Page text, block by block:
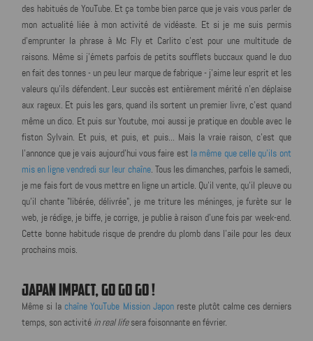
des habitués de YouTube. Et ça tombe bien parce que je vais vous parler de
mon actualité liée à mon activité de vidéaste. Et si je me suis permis
d'emprunter la phrase à Mc Fly et Carlito c'est pour une multitude de
raisons. Même si j’émets parfois de petits soufflets buccaux quand le duo
en fait des tonnes - un peu leur marque de fabrique - j'aime leur esprit et les
valeurs qu'ils défendent. Leur succès est entièrement mérité n'en déplaise
aux rageux. Et puis les gars, quand ils sortent un premier livre, c'est quand
même un dico. Et puis sur Youtube, moi aussi je pratique en double avec le
fiston Sylvain. Et puis, et puis, et puis... Mais la vraie raison, c'est que
l'annonce que je vais aujourd'hui vous faire est la même que celle qu'ils ont
mis en ligne vendredi sur leur chaîne. Tous les dimanches, parfois le samedi,
je me fais fort de vous mettre en ligne un article. Qu'il vente, qu'il pleuve ou
qu'il chante "libérée, délivrée", je me triture les méninges, je furète sur le
web, je rédige, je biffe, je corrige, je publie à raison d'une fois par week-end.
Cette bonne habitude risque de prendre du plomb dans l'aile pour les deux
prochains mois.
JAPAN IMPACT, GO GO GO !
Même si la chaîne YouTube Mission Japonreste plutôt calme ces derniers
temps, son activité in real lifesera foisonnante en février.